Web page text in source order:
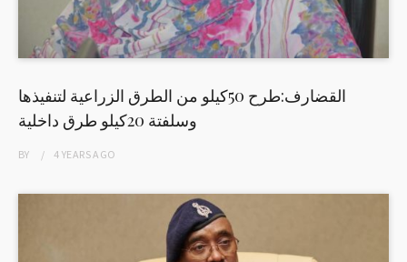
القضارف:طرح 50كيلو من الطرق الزراعية لتنفيذها
وسلفتة 20كيلو طرق داخلية
BY 4 YEARSAGO